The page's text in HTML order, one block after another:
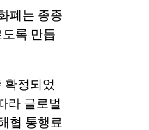
폐는 종종
록 만듭
확정되었
라 글로벌
협 통행료